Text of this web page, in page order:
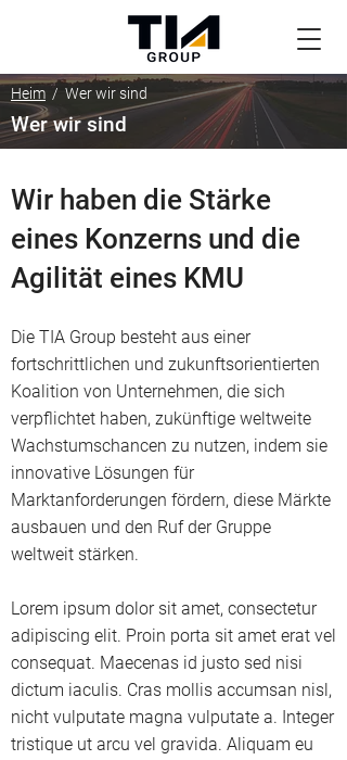
Heim / Wer wir sind
Wer wir sind
Wir haben die Stärke
eines Konzerns und die
Agilität eines KMU
​Die TIA Group besteht aus einer
fortschrittlichen und zukunftsorientierten
Koalition von Unternehmen, die sich
verpflichtet haben, zukünftige weltweite
Wachstumschancen zu nutzen, indem sie
innovative Lösungen für
Marktanforderungen fördern, diese Märkte
ausbauen und den Ruf der Gruppe
weltweit stärken.
Lorem ipsum dolor sit amet, consectetur
adipiscing elit. Proin porta sit amet erat vel
consequat. Maecenas id justo sed nisi
dictum iaculis. Cras mollis accumsan nisl,
nicht vulputate magna vulputate a. Integer
tristique ut arcu vel gravida. Aliquam eu